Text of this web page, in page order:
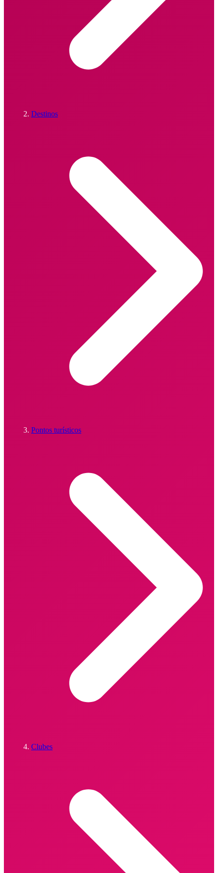
Destinos
Pontos turísticos
Clubes